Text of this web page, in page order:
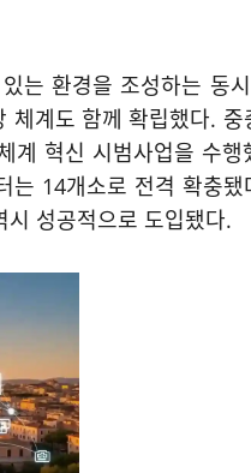
는 환경을 조성하는 동시
체계도 함께 확립했다. 중
계 혁신 시범사업을 수행
는 14개소로 전격 확충됐
성공적으로 도입됐다.